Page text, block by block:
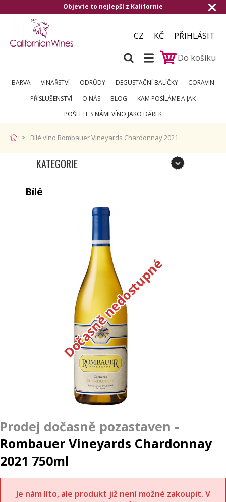
Objevte to nejlepší z Kalifornie
CZ KČ
PŘIHLÁSIT
Do košíku
BARVA VINAŘSTVÍ ODRŮDY DEGUSTAČNÍ BALÍČKY
CORAVIN
PŘÍSLUŠENSTVÍ
O NÁS BLOG
KAM POSÍLÁME A JAK
POŠLETE S NÁMI VÍNO JAKO DÁREK
Bílé víno Rombauer Vineyards Chardonnay 2021
KATEGORIE
Bílé
Dočasně nedostupné
Rombauer Vineyards Chardonnay
2021 750ml
Je nám líto, ale produkt již není možné zakoupit. V